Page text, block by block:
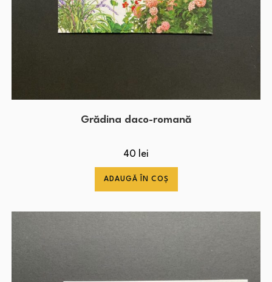
Grădina daco-romană
40 lei
ADAUGĂ ÎN COȘ